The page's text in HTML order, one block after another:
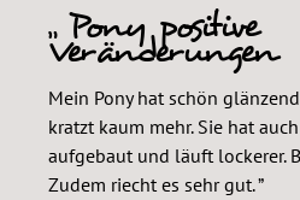
Bewertung mit 5 von 5 Sternen
Pony positive
Veränderungen
Mein Pony hat schön
kratzt kaum mehr. Sie hat
aufgebaut und läuft lockerer.
Zudem riecht es sehr gut.